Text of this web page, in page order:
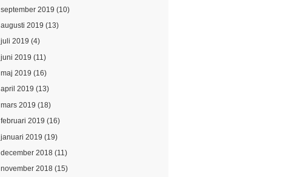
september 2019 (10)
augusti 2019 (13)
juli 2019 (4)
juni 2019 (11)
maj 2019 (16)
april 2019 (13)
mars 2019 (18)
februari 2019 (16)
januari 2019 (19)
december 2018(11)
november 2018(15)